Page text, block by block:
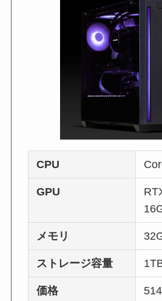
CPU
GPU
メモリ
ストレージ容量
価格